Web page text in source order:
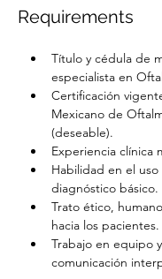
Requirements
Título y cédula de
especialista en
Certificación
Mexicano de
(deseable).
Experiencia clínica
Habilidad en el
diagnóstico básico.
Trato ético,
hacia los pacientes.
Trabajo en equipo
comunicación